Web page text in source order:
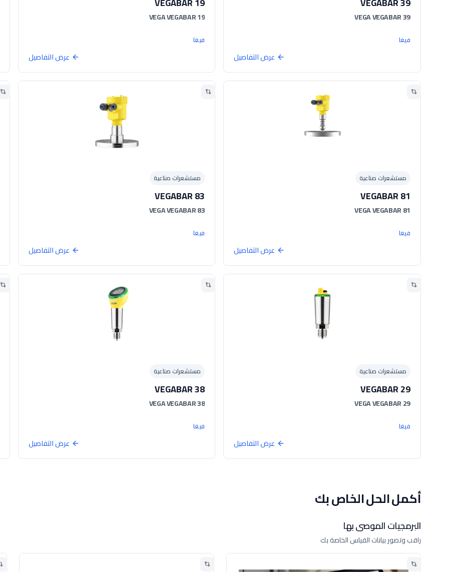
VEGA VEGABAR 39
فيغا
عرض التفاصيل
VEGA VEGABAR 19
فيغا
عرض التفاصيل
مستشعرات صناعية
VEGABAR 81
VEGA VEGABAR 81
فيغا
عرض التفاصيل
مستشعرات صناعية
VEGABAR 83
VEGA VEGABAR 83
فيغا
عرض التفاصيل
مستشعرات صناعية
VEGABAR 29
VEGA VEGABAR 29
فيغا
عرض التفاصيل
مستشعرات صناعية
VEGABAR 38
VEGA VEGABAR 38
فيغا
عرض التفاصيل
أكمل الحل الخاص بك
البرمجيات الموصى بها
راقب وتصور بيانات القياس الخاصة بك